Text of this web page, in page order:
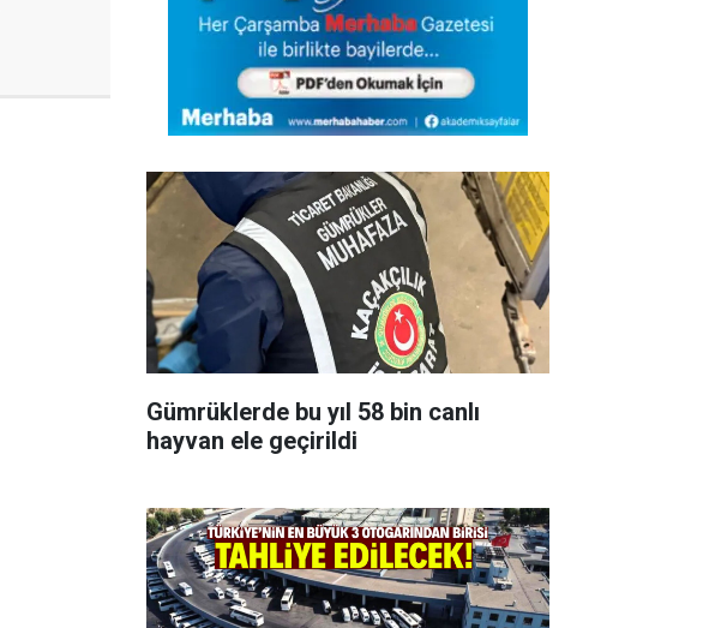
Gümrüklerde bu yıl 58 bin canlı
hayvan ele geçirildi